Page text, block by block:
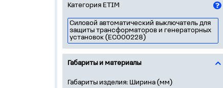
Категория ETIM
Силовой автоматический выключатель для
защиты трансформаторов и генераторных
установок (EC000228)
Габариты и материалы
Габариты изделия: Ширина (мм)